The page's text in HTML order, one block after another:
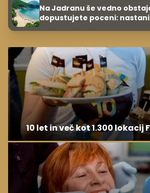
Na Jadranu še vedno
dopustujete poceni:
10 let in več kot 1.300 lokacij